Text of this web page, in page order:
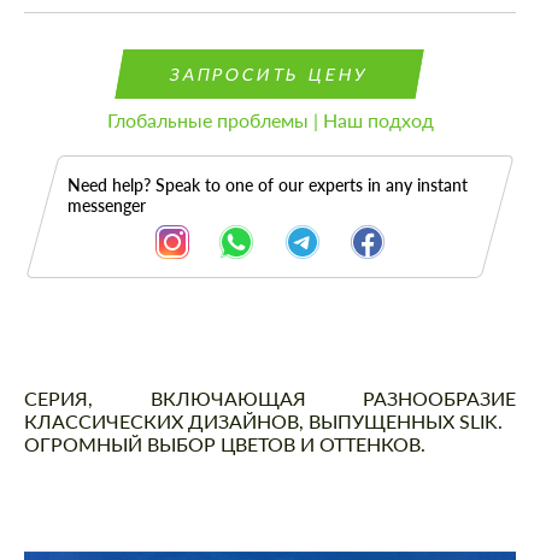
ЗАПРОСИТЬ ЦЕНУ
Глобальные проблемы | Наш подход
Need help? Speak to one of our experts in any instant
messenger
Описание
СЕРИЯ, ВКЛЮЧАЮЩАЯ РАЗНООБРАЗИЕ
КЛАССИЧЕСКИХ ДИЗАЙНОВ, ВЫПУЩЕННЫХ SLIK.
ОГРОМНЫЙ ВЫБОР ЦВЕТОВ И ОТТЕНКОВ.